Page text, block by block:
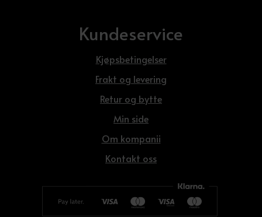
Kundeservice
Kjøpsbetingelser
Frakt og levering
Retur og bytte
Min side
Om kompanii
Kontakt oss